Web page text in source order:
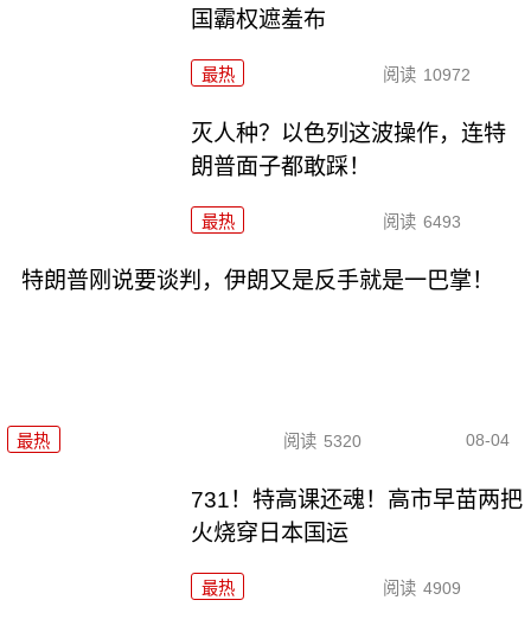
国霸权遮羞布
最热 阅读 10972
灭人种？以色列这波操作，连特
朗普面子都敢踩！
最热 阅读 6493
特朗普刚说要谈判，伊朗又是反手就是一巴掌！
最热 阅读 5320 08-04
731！特高课还魂！高市早苗两把
火烧穿日本国运
最热 阅读 4909